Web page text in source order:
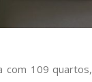
com 109